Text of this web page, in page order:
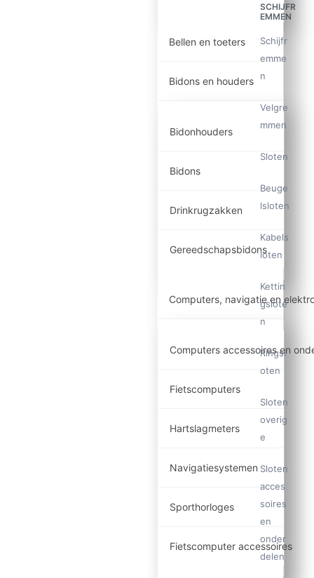
Bellen en toeters
Bidons en houders
Bidonhouders
Bidons
Drinkrugzakken
Gereedschapsbidons
Computers, navigatie en
Computers accessoires en
Fietscomputers
Hartslagmeters
Navigatiesystemen
Sporthorloges
Fietscomputer accessoires
SCHIJFR
EMMEN
Schijfr
emme
n
Velgre
mmen
Sloten
Beuge
lsloten
Kabels
loten
Kettin
gslote
n
Ringsl
oten
Sloten
overig
e
Sloten
acces
soires
en
onder
delen